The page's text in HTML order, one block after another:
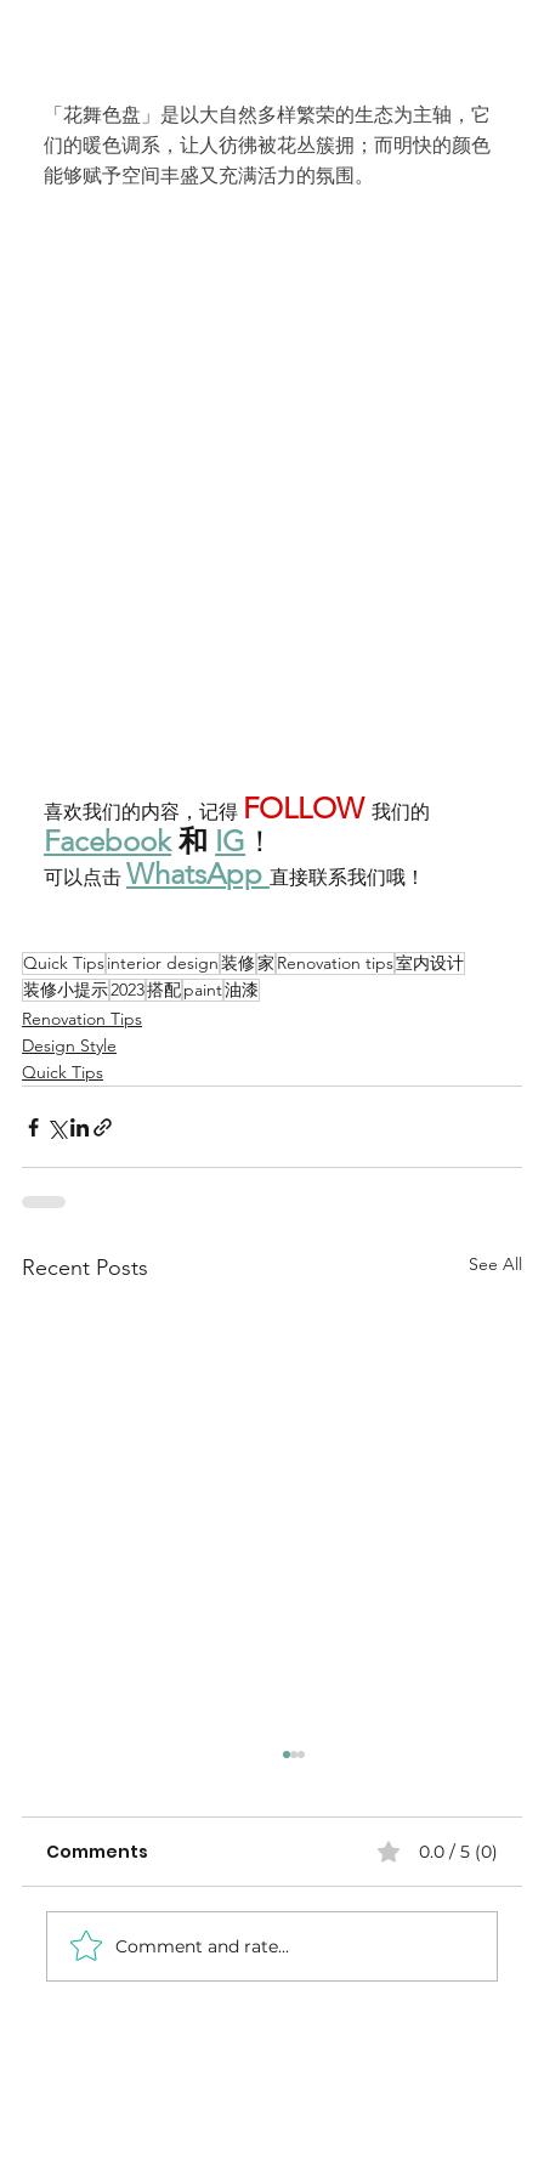
「花舞色盘」是以大自然多样繁荣的生态为主轴，它
们的暖色调系，让人彷彿被花丛簇拥；而明快的颜色
能够赋予空间丰盛又充满活力的氛围。
喜欢我们的内容，记得 FOLLOW 我们的
Facebook 和 IG ！
可以点击 WhatsApp 直接联系我们哦！
Quick Tipsinterior design装修家 Renovation tips室内设计
装修小提示2023搭配paint油漆
Renovation Tips
Design Style
Quick Tips
Recent Posts See All
Comments 0.0 / 5 (0)
Comment and rate...